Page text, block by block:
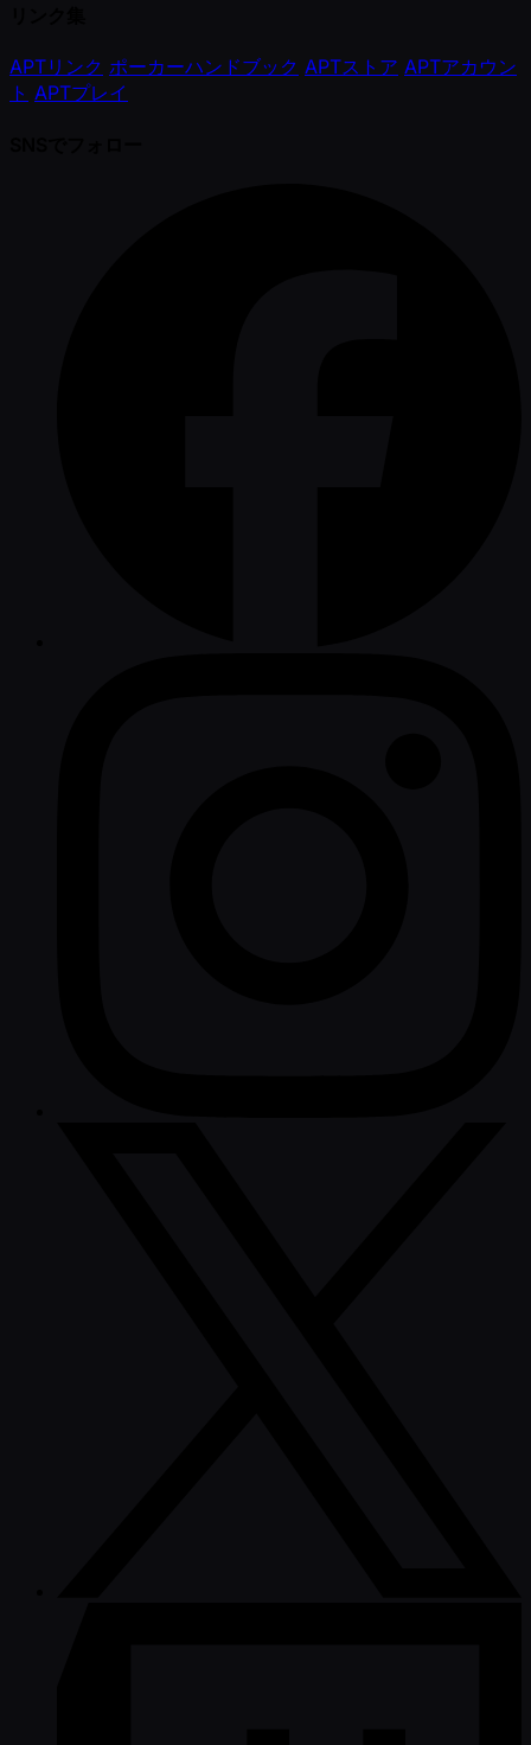
APTリンク ポーカーハンドブック APTストア APTアカウン
ト APTプレイ